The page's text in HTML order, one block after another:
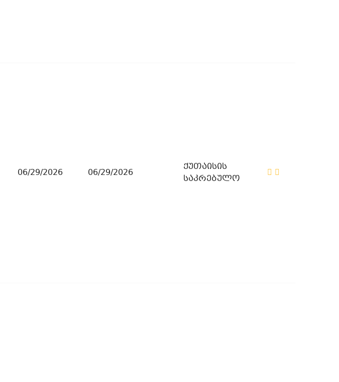
06/29/2026 06/29/2026
ქუთაისის
საკრებულო